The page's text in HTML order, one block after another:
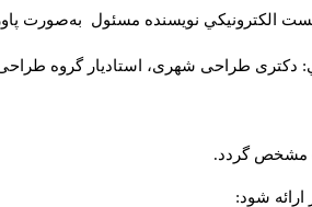
الكترونيكي نويسنده مسئول به‌صورت
دکتری طراحی شهری، استادیار گروه طراحی
مشخص گردد.
شود: